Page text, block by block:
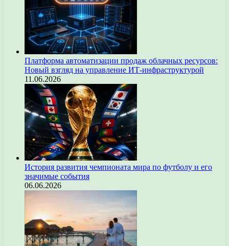
Платформа автоматизации продаж облачных ресурсов:
Новый взгляд на управление ИТ-инфраструктурой
11.06.2026
История развития чемпионата мира по футболу и его
значимые события
06.06.2026